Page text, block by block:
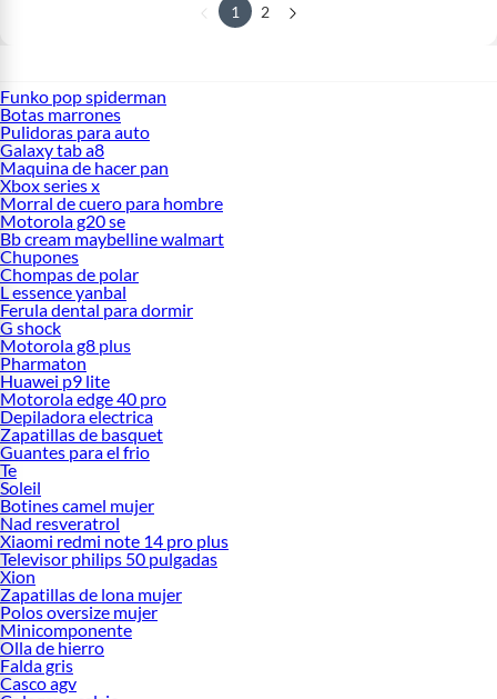
1 2
Funko pop spiderman
Botas marrones
Pulidoras para auto
Galaxy tab a8
Maquina de hacer pan
Xbox series x
Morral de cuero para hombre
Motorola g20 se
Bb cream maybelline walmart
Chupones
Chompas de polar
L essence yanbal
Ferula dental para dormir
G shock
Motorola g8 plus
Pharmaton
Huawei p9 lite
Motorola edge 40 pro
Depiladora electrica
Zapatillas de basquet
Guantes para el frio
Te
Soleil
Botines camel mujer
Nad resveratrol
Xiaomi redmi note 14 pro plus
Televisor philips 50 pulgadas
Xion
Zapatillas de lona mujer
Polos oversize mujer
Minicomponente
Olla de hierro
Falda gris
Casco agv